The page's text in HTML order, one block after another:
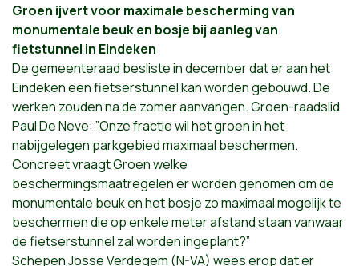
Groen ijvert voor maximale bescherming van
monumentale beuk en bosje bij aanleg van
fietstunnel in Eindeken
De gemeenteraad besliste in december dat er aan het
Eindeken een fietserstunnel kan worden gebouwd. De
werken zouden na de zomer aanvangen. Groen-raadslid
Paul De Neve: ”Onze fractie wil het groen in het
nabijgelegen parkgebied maximaal beschermen.
Concreet vraagt Groen welke
beschermingsmaatregelen er worden genomen om de
monumentale beuk en het bosje zo maximaal mogelijk te
beschermen die op enkele meter afstand staan vanwaar
de fietserstunnel zal worden ingeplant?”
Schepen Josse Verdegem (N-VA) wees erop dat er